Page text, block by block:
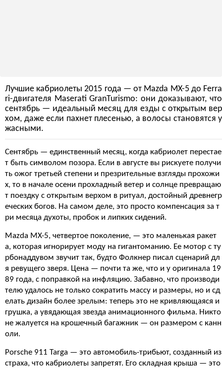
Лучшие кабриолеты 2015 года — от Mazda MX-5 до Ferra
ri-двигателя Maserati GranTurismo: они доказывают, что
сентябрь — идеальный месяц для езды с открытым вер
хом, даже если пахнет плесенью, а волосы становятся у
жасными.
Сентябрь — единственный месяц, когда кабриолет перестае
т быть символом позора. Если в августе вы рискуете получи
ть ожог третьей степени и презрительные взгляды прохожи
х, то в начале осени прохладный ветер и солнце превращаю
т поездку с открытым верхом в ритуал, достойный древнегр
еческих богов. На самом деле, это просто компенсация за т
ри месяца духоты, пробок и липких сидений.
Mazda MX-5, четвертое поколение, — это маленькая ракет
а, которая игнорирует моду на гигантоманию. Ее мотор с ту
рбонаддувом звучит так, будто Фолкнер писал сценарий дл
я ревущего зверя. Цена — почти та же, что и у оригинала 19
89 года, с поправкой на инфляцию. Забавно, что производи
телю удалось не только сократить массу и размеры, но и сд
елать дизайн более зрелым: теперь это не кривляющаяся и
грушка, а увядающая звезда анимационного фильма. Никто
не жалуется на крошечный багажник — он размером с канн
оли.
Porsche 911 Targa — это автомобиль-трибьют, созданный из
страха, что кабриолеты запретят. Его складная крыша — это